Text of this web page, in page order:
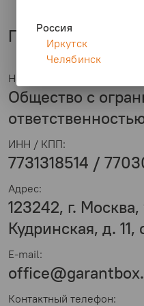
Правообладатель:
Наименование
Общество с
ИНН / КПП:
7731318514 /
Адрес:
123242, г.
Кудринская, д.
E-mail:
Контактный телефон:
Россия
Иркутск
Челябинск